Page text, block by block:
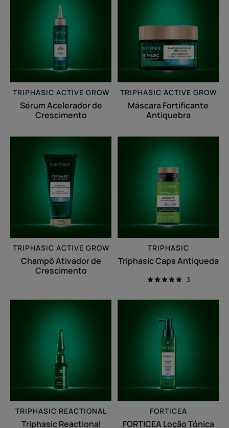
de
Crescimento
TRIPHASIC ACTIVE GROW
Sérum Acelerador de
Crescimento
TRIPHASIC ACTIVE GROW
Máscara Fortificante
Antiquebra
Ativador
de
Crescimento
TRIPHASIC ACTIVE GROW
Champô Ativador de
Crescimento
Antiqueda
TRIPHASIC
Triphasic Caps Antiqueda
3
Cuidado
2
em
1
Antiqueda
&
Crescimento
TRIPHASIC REACTIONAL
Triphasic Reactional
Loção
Tónica
Fortificante
-
com
óleos
essenciais
&
mentol
FORTICEA
FORTICEA Loção Tónica